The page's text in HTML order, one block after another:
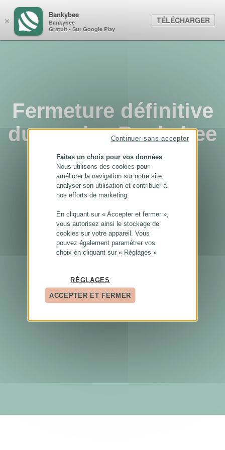
Fermeture définitive
du service Bankybee
...
×
Bankybee
Bankybee
Gratuit - Sur Google Play
TÉLÉCHARGER
Faites un choix pour vos données
Nous utilisons des cookies pour
améliorer la navigation sur notre site,
analyser son utilisation et contribuer à
nos efforts de marketing.
En cliquant sur « Accepter et fermer »,
vous autorisez ainsi le stockage de
cookies sur votre appareil. Vous
pouvez également paramétrer vos
choix en cliquant sur « Réglages »
RÉGLAGES
ACCEPTER ET FERMER
Continuer sans accepter